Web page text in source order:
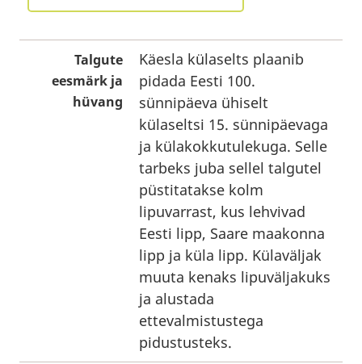
Talgute
eesmärk ja
hüvang
Käesla külaselts plaanib
pidada Eesti 100.
sünnipäeva ühiselt
külaseltsi 15. sünnipäevaga
ja külakokkutulekuga. Selle
tarbeks juba sellel talgutel
püstitatakse kolm
lipuvarrast, kus lehvivad
Eesti lipp, Saare maakonna
lipp ja küla lipp. Külaväljak
muuta kenaks lipuväljakuks
ja alustada
ettevalmistustega
pidustusteks.